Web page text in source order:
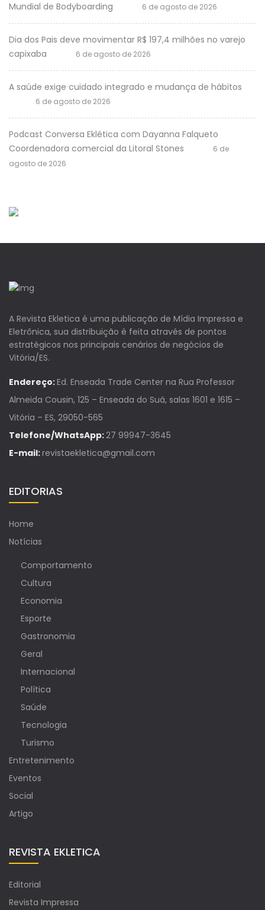
Mundial de Bodyboarding
6 de agosto de 2026
Dia dos Pais deve movimentar R$ 197,4 milhões no varejo
capixaba
6 de agosto de 2026
A saúde exige cuidado integrado e mudança de hábitos
6 de agosto de 2026
Podcast Conversa Eklética com Dayanna Falqueto
Coordenadora comercial da Litoral Stones
6 de
agosto de 2026
A Revista Ekletica é uma publicação de Mídia Impressa e
Eletrônica, sua distribuição é feita através de pontos
estratégicos nos principais cenários de negócios de
Vitória/ES.
Endereço:Ed. Enseada Trade Center na Rua Professor
Almeida Cousin, 125 – Enseada do Suá, salas 1601 e 1615 –
Vitória – ES, 29050-565
Telefone/WhatsApp:27 99947-3645
E-mail:revistaekletica@gmail.com
EDITORIAS
Home
Notícias
Comportamento
Cultura
Economia
Esporte
Gastronomia
Geral
Internacional
Política
Saúde
Tecnologia
Turismo
Entretenimento
Eventos
Social
Artigo
REVISTA EKLETICA
Editorial
Revista Impressa